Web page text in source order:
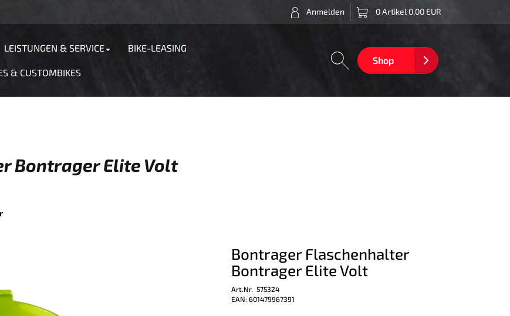
0 Artikel 0,00 EUR
Anmelden
Shop
LEISTUNGEN & SERVICE BIKE-LEASING
& CUSTOMBIKES
Bontrager Elite Volt
Bontrager Flaschenhalter
Bontrager Elite Volt
Art.Nr. 575324
EAN: 601479967391